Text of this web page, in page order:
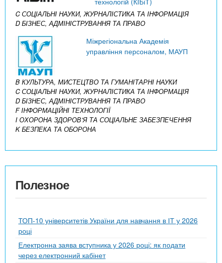
C СОЦІАЛЬНІ НАУКИ, ЖУРНАЛІСТИКА ТА ІНФОРМАЦІЯ
D БІЗНЕС, АДМІНІСТРУВАННЯ ТА ПРАВО
Міжрегіональна Академія
управління персоналом, МАУП
B КУЛЬТУРА, МИСТЕЦТВО ТА ГУМАНІТАРНІ НАУКИ
C СОЦІАЛЬНІ НАУКИ, ЖУРНАЛІСТИКА ТА ІНФОРМАЦІЯ
D БІЗНЕС, АДМІНІСТРУВАННЯ ТА ПРАВО
F ІНФОРМАЦІЙНІ ТЕХНОЛОГІЇ
I ОХОРОНА ЗДОРОВ’Я ТА СОЦІАЛЬНЕ ЗАБЕЗПЕЧЕННЯ
K БЕЗПЕКА ТА ОБОРОНА
Полезное
ТОП-10 університетів України для навчання в ІТ у 2026
році
Електронна заява вступника у 2026 році: як подати
через електронний кабінет